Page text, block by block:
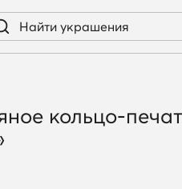
кольцо-